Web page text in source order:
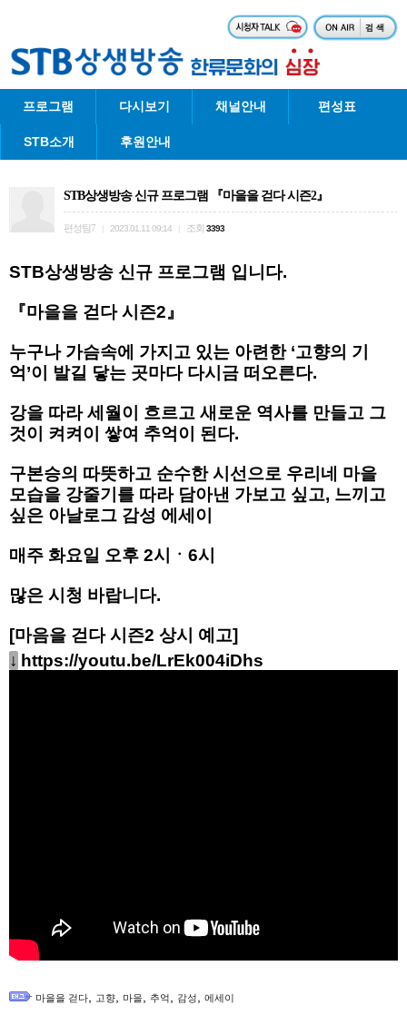
프로그램 다시보기 채널안내 편성표
STB소개 후원안내
STB상생방송 신규 프로그램 『마을을 걷다 시즌2』
편성팀7 2023.01.11 09:14 조회 3393
STB상생방송 신규 프로그램 입니다.
『마을을 걷다 시즌2』
누구나 가슴속에 가지고 있는 아련한 ‘고향의 기
억’이 발길 닿는 곳마다 다시금 떠오른다.
강을 따라 세월이 흐르고 새로운 역사를 만들고 그
것이 켜켜이 쌓여 추억이 된다.
구본승의 따뜻하고 순수한 시선으로 우리네 마을
모습을 강줄기를 따라 담아낸 가보고 싶고, 느끼고
싶은 아날로그 감성 에세이
매주 화요일 오후 2시ㆍ6시
많은 시청 바랍니다.
[마음을 걷다 시즌2 상시 예고]
↓ https://youtu.be/LrEk004iDhs
마을을 걷다 고향 마을 추억 감성 에세이